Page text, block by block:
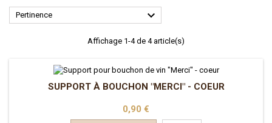
Pertinence 
Affichage 1-4 de 4 article(s)
SUPPORT À BOUCHON "MERCI" - COEUR
Prix
0,90 €